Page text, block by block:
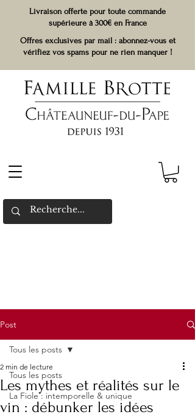
Livraison offerte pour toute commande
supérieure à 300€ en France
Offres exclusives par mail : abonnez-vous et
vérifiez vos spams pour ne rien manquer !
Post
Tous les posts
La Fiole : intemporelle & unique
Tous les posts
Les mythes et réalités sur le
vin : débunker les idées
2 min de lecture